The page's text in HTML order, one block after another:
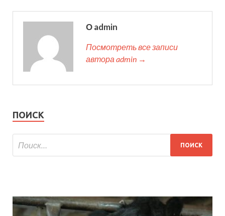
О admin
Посмотреть все записи
автора admin →
ПОИСК